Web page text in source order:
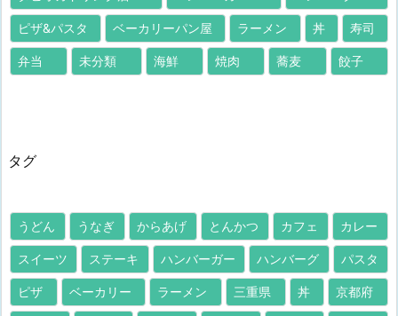
ピザ&パスタ ベーカリーパン屋 ラーメン 丼 寿司
弁当 未分類 海鮮 焼肉 蕎麦 餃子
タグ
うどん うなぎ からあげ とんかつ カフェ カレー
スイーツ ステーキ ハンバーガー ハンバーグ パスタ
ピザ ベーカリー ラーメン 三重県 丼 京都府